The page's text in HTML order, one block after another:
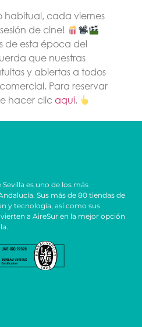
habitual, cada viernes
de cine!
de esta época del
que nuestras
y abiertas a todos
Para reservar
hacer clicaquí.
es uno de los más
Sus más de 80 tiendas de
y tecnología, así como sus
a AireSur en la mejor opción